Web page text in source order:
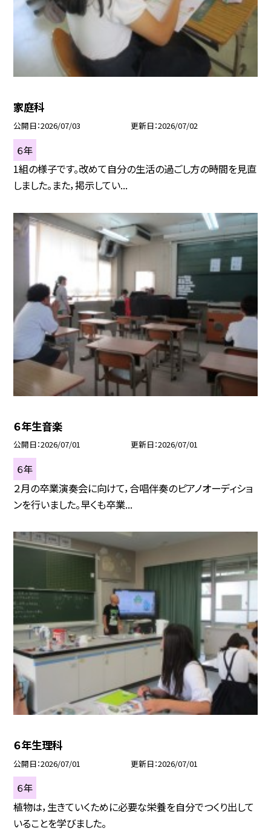
家庭科
公開日 2026/07/03 更新日 2026/07/02
６年
1組の様子です。改めて自分の生活の過ごし方の時間を見直
しました。また，掲示してい...
６年生音楽
公開日 2026/07/01 更新日 2026/07/01
６年
２月の卒業演奏会に向けて，合唱伴奏のピアノオーディショ
ンを行いました。早くも卒業...
６年生理科
公開日 2026/07/01 更新日 2026/07/01
６年
植物は，生きていくために必要な栄養を自分でつくり出して
いることを学びました。